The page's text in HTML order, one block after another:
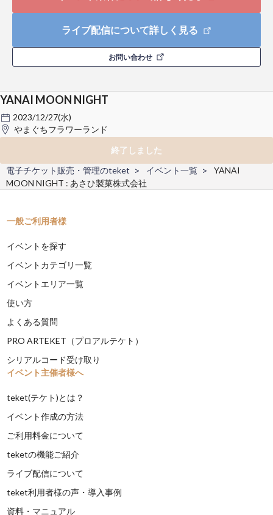
ライブ配信について詳しく見る
お問い合わせ
YANAI MOON NIGHT
2023/12/27(水)
やまぐちフラワーランド
終了しました
電子チケット販売・管理のteket
イベント一覧
YANAI
MOON NIGHT : あさひ製菓株式会社
一般ご利用者様
イベントを探す
イベントカテゴリ一覧
イベントエリア一覧
使い方
よくある質問
PRO ARTEKET（プロアルテケト）
シリアルコード受け取り
イベント主催者様へ
teket(テケト)とは？
イベント作成の方法
ご利用料金について
teketの機能ご紹介
ライブ配信について
teket利用者様の声・導入事例
資料・マニュアル